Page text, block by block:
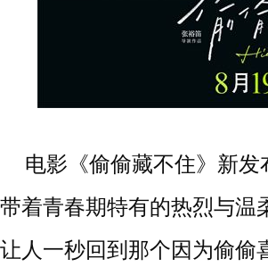
电影《偷偷藏不住》新
带着青春期特有的热烈与温
让人一秒回到那个因为偷偷